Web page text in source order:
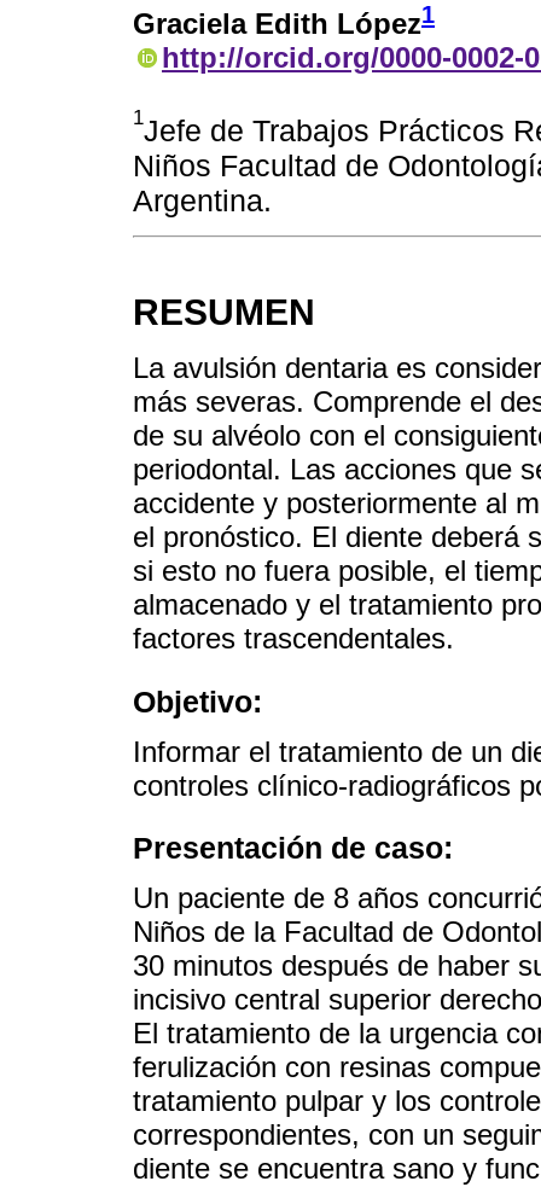
Graciela Edith López1
http://orcid.org/0000-0002-
1Jefe de Trabajos Prácticos
Niños Facultad de
Argentina.
RESUMEN
La avulsión dentaria es
más severas. Comprende el
de su alvéolo con el
periodontal. Las acciones que
accidente y posteriormente al
el pronóstico. El diente deberá
si esto no fuera posible, el
almacenado y el tratamiento
factores trascendentales.
Objetivo:
Informar el tratamiento de un
controles clínico-radiográficos
Presentación de caso:
Un paciente de 8 años
Niños de la Facultad de
30 minutos después de haber
incisivo central superior
El tratamiento de la urgencia
ferulización con resinas
tratamiento pulpar y los
correspondientes, con un
diente se encuentra sano y